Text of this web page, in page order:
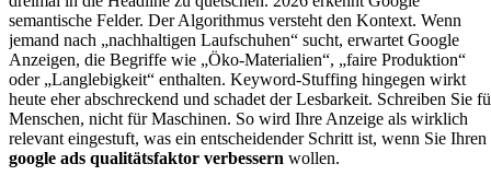
semantische Felder. Der Algorithmus versteht den Kontext. Wenn
jemand nach „nachhaltigen Laufschuhen“ sucht, erwartet Google
Anzeigen, die Begriffe wie „Öko-Materialien“, „faire Produktion“
oder „Langlebigkeit“ enthalten. Keyword-Stuffing hingegen wirkt
heute eher abschreckend und schadet der Lesbarkeit. Schreiben Sie
Menschen, nicht für Maschinen. So wird Ihre Anzeige als wirklich
relevant eingestuft, was ein entscheidender Schritt ist, wenn Sie Ihren
google ads qualitätsfaktor verbessern wollen.